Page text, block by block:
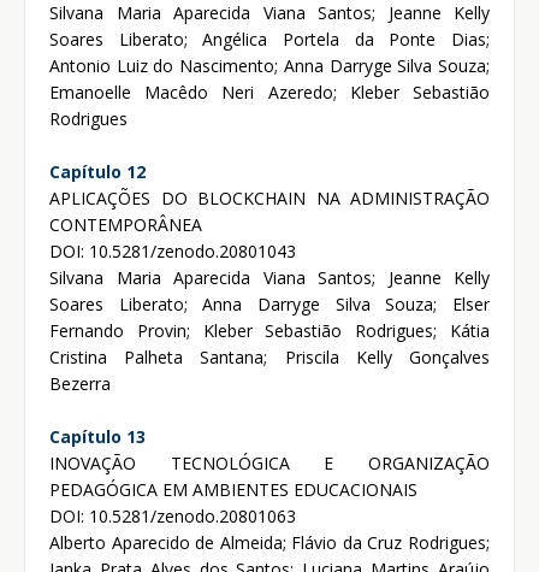
Silvana Maria Aparecida Viana Santos; Jeanne Kelly
Soares Liberato; Angélica Portela da Ponte Dias;
Antonio Luiz do Nascimento; Anna Darryge Silva Souza;
Emanoelle Macêdo Neri Azeredo; Kleber Sebastião
Rodrigues
Capítulo 12
APLICAÇÕES DO BLOCKCHAIN NA ADMINISTRAÇÃO
CONTEMPORÂNEA
DOI: 10.5281/zenodo.20801043
Silvana Maria Aparecida Viana Santos; Jeanne Kelly
Soares Liberato; Anna Darryge Silva Souza; Elser
Fernando Provin; Kleber Sebastião Rodrigues; Kátia
Cristina Palheta Santana; Priscila Kelly Gonçalves
Bezerra
Capítulo 13
INOVAÇÃO TECNOLÓGICA E ORGANIZAÇÃO
PEDAGÓGICA EM AMBIENTES EDUCACIONAIS
DOI: 10.5281/zenodo.20801063
Alberto Aparecido de Almeida; Flávio da Cruz Rodrigues;